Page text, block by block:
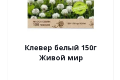
Клевер белый 150г
Живой мир